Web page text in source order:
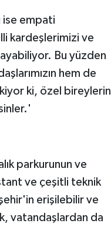
ise empati
kardeşlerimizi ve
Bu yüzden
hem de
ki, özel bireylerin
parkurunun ve
ve çeşitli teknik
erişilebilir ve
vatandaşlardan da